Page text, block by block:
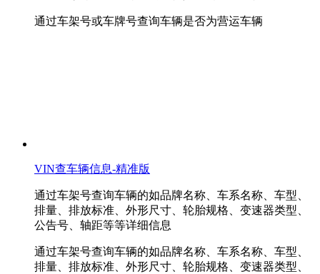
通过车架号或车牌号查询车辆是否为营运车辆
VIN查车辆信息-精准版
通过车架号查询车辆的如品牌名称、车系名称、车型、
排量、排放标准、外形尺寸、轮胎规格、变速器类型、
公告号、轴距等等详细信息
通过车架号查询车辆的如品牌名称、车系名称、车型、
排量、排放标准、外形尺寸、轮胎规格、变速器类型、